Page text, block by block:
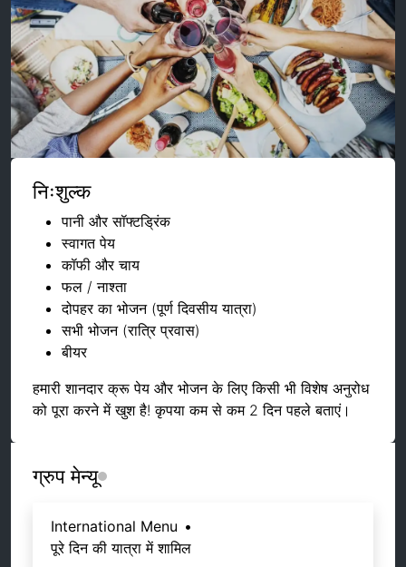
निःशुल्क
पानी और सॉफ्टड्रिंक
स्वागत पेय
कॉफी और चाय
फल / नाश्ता
दोपहर का भोजन (पूर्ण दिवसीय यात्रा)
सभी भोजन (रात्रि प्रवास)
बीयर
हमारी शानदार क्रू पेय और भोजन के लिए किसी भी विशेष अनुरोध
को पूरा करने में खुश है! कृपया कम से कम 2 दिन पहले बताएं।
ग्रुप मेन्यू
International Menu •
पूरे दिन की यात्रा में शामिल